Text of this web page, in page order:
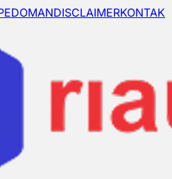
DISCLAIMERKONTAK